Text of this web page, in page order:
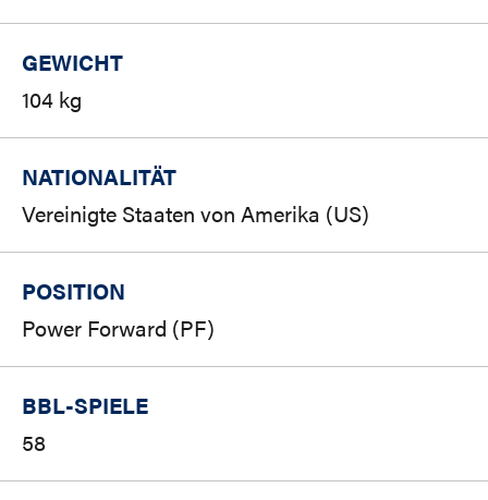
GEWICHT
104 kg
NATIONALITÄT
Vereinigte Staaten von Amerika (US)
POSITION
Power Forward (PF)
BBL-SPIELE
58